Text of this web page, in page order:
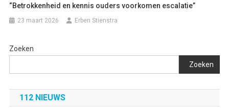
“Betrokkenheid en kennis ouders voorkomen escalatie”
23 maart 2026 Erben Stienstra
Zoeken
Zoeken
112 NIEUWS